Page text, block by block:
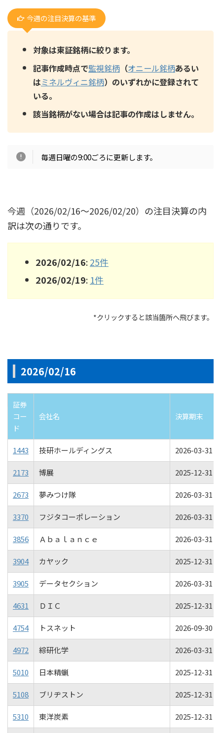
今週の注目決算の基準
対象は東証銘柄に絞ります。
記事作成時点で監視銘柄 （オニール銘柄あるい
はミネルヴィニ銘柄）のいずれかに登録されて
いる。
該当銘柄がない場合は記事の作成はしません。
毎週日曜の9:00ごろに更新します。
今週（2026/02/16〜2026/02/20）の注目決算の内
訳は次の通りです。
2026/02/16:25件
2026/02/19: 1件
*クリックすると該当箇所へ飛びます。
2026/02/16
証券
コー
ド
会社名 決算期末
1443 技研ホールディングス 2026-03-31
2173 博展 2025-12-31
2673 夢みつけ隊 2026-03-31
3370 フジタコーポレーション 2026-03-31
3856 Ａｂａｌａｎｃｅ 2026-03-31
3904 カヤック 2025-12-31
3905 データセクション 2026-03-31
4631 ＤＩＣ 2025-12-31
4754 トスネット 2026-09-30
4972 綜研化学 2026-03-31
5010 日本精蝋 2025-12-31
5108 ブリヂストン 2025-12-31
5310 東洋炭素 2025-12-31